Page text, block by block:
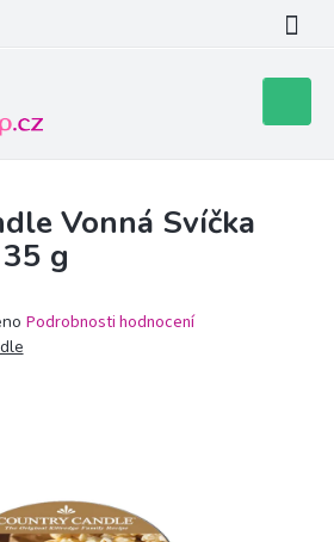
košík
Vonná Svíčka
g
Podrobnosti hodnocení